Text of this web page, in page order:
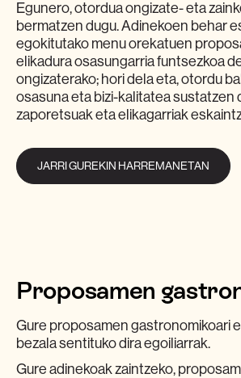
Egunero, otordua ongizate- eta
bermatzen dugu. Adinekoen behar
egokitutako menu orekatuen
elikadura osasungarria funtsezkoa
ongizaterako; hori dela eta, otordu
osasuna eta bizi-kalitatea sustatzen
zaporetsuak eta elikagarriak
JARRI GUREKIN HARREMANETAN
Proposamen
Gure proposamen gastronomikoari
bezala sentituko dira egoiliarrak.
Gure adinekoak zaintzeko,